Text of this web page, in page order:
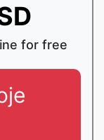
for free